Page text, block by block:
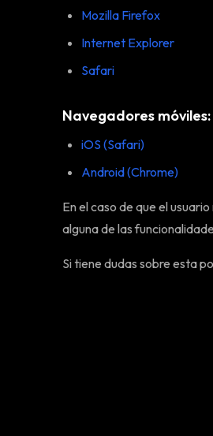
Mozilla Firefox
Internet Explorer
Safari
Navegadores móviles:
iOS (Safari)
Android (Chrome)
En el caso de que el
alguna de las
Si tiene dudas sobre esta